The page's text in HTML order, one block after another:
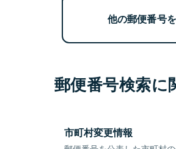
他の郵便番号
郵便番号検索に
市町村変更情報